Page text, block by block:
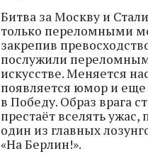
Битва за Москву и
только переломными
закрепив
послужили
искусстве. Меняется
появляется юмор и
в Победу. Образ врага
престаёт вселять
один из главных
«На Берлин!».